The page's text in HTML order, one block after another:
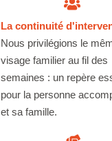
La continuité
Nous privilégions le
visage familier au fil des
semaines : un repère
pour la personne
et sa famille.